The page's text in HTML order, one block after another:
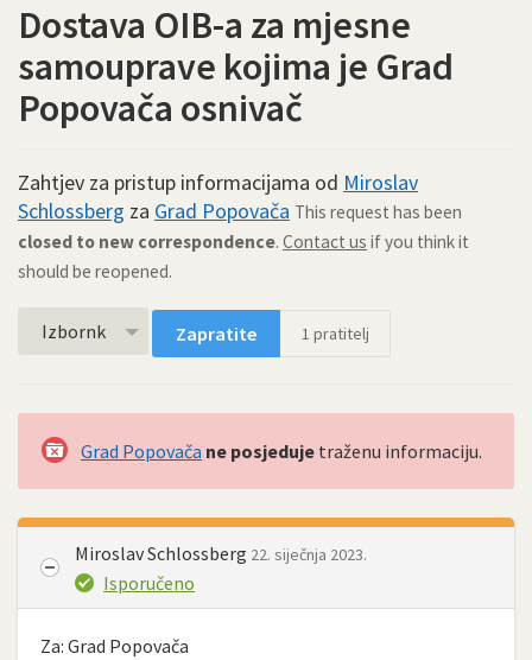
Dostava OIB-a za mjesne
samouprave kojima je Grad
Popovača osnivač
Zahtjev za pristup informacijama od Miroslav
Schlossberg za Grad Popovača This request has been
closed to new correspondence. Contact us if you think it
should be reopened.
Izbornk Zapratite 1 pratitelj
Grad Popovača ne posjeduje traženu informaciju.
Miroslav Schlossberg 22. siječnja 2023.
Isporučeno
Za: Grad Popovača